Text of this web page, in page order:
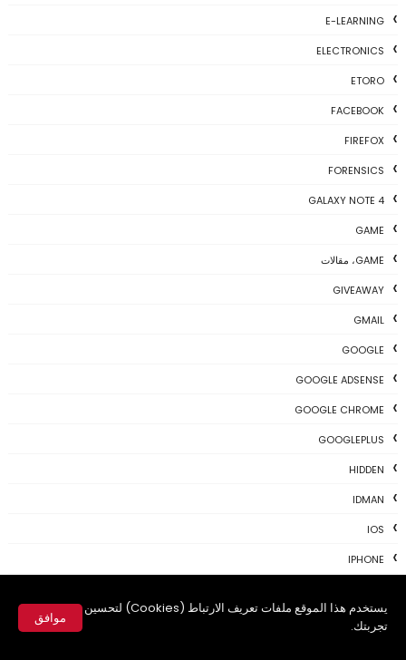
يستخدم هذا الموقع ملفات تعريف الارتباط (Cookies) لتحسين
تجربتك.
موافق
E-LEARNING
ELECTRONICS
ETORO
FACEBOOK
FIREFOX
FORENSICS
GALAXY NOTE 4
GAME
GAME، مقالات
GIVEAWAY
GMAIL
GOOGLE
GOOGLE ADSENSE
GOOGLE CHROME
GOOGLEPLUS
HIDDEN
IDMAN
IOS
IPHONE
LINUX